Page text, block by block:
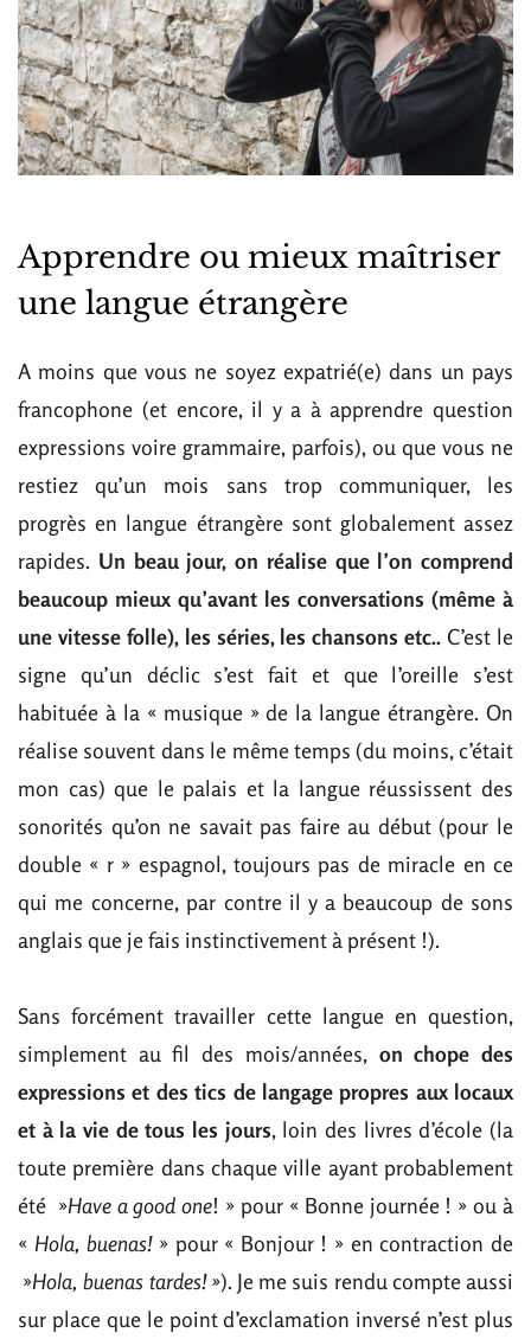
Apprendre ou mieux maîtriser
une langue étrangère
A moins que vous ne soyez expatrié(e) dans un pays
francophone (et encore, il y a à apprendre question
expressions voire grammaire, parfois), ou que vous ne
restiez qu’un mois sans trop communiquer, les
progrès en langue étrangère sont globalement assez
rapides. Un beau jour, on réalise que l’on comprend
beaucoup mieux qu’avant les conversations (même à
une vitesse folle), les séries, les chansons etc.. C’est le
signe qu’un déclic s’est fait et que l’oreille s’est
habituée à la « musique » de la langue étrangère. On
réalise souvent dans le même temps (du moins, c’était
mon cas) que le palais et la langue réussissent des
sonorités qu’on ne savait pas faire au début (pour le
double « r » espagnol, toujours pas de miracle en ce
qui me concerne, par contre il y a beaucoup de sons
anglais que je fais instinctivement à présent !).
Sans forcément travailler cette langue en question,
simplement au fil des mois/années, on chope des
expressions et des tics de langage propres aux locaux
et à la vie de tous les jours, loin des livres d’école (la
toute première dans chaque ville ayant probablement
été »Have a good one! » pour « Bonne journée ! » ou à
« Hola, buenas!» pour « Bonjour ! » en contraction de
»Hola, buenas tardes! »). Je me suis rendu compte aussi
sur place que le point d’exclamation inversé n’est plus